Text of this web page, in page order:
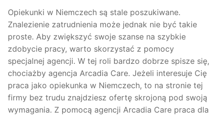
Opiekunki w Niemczech są stale poszukiwane.
Znalezienie zatrudnienia może jednak nie być takie
proste. Aby zwiększyć swoje szanse na szybkie
zdobycie pracy, warto skorzystać z pomocy
specjalnej agencji. W tej roli bardzo dobrze spisze się,
chociażby agencja Arcadia Care. Jeżeli interesuje Cię
praca jako opiekunka w Niemczech, to na stronie tej
firmy bez trudu znajdziesz ofertę skrojoną pod swoją
wymagania. Z pomocą agencji Arcadia Care praca dla